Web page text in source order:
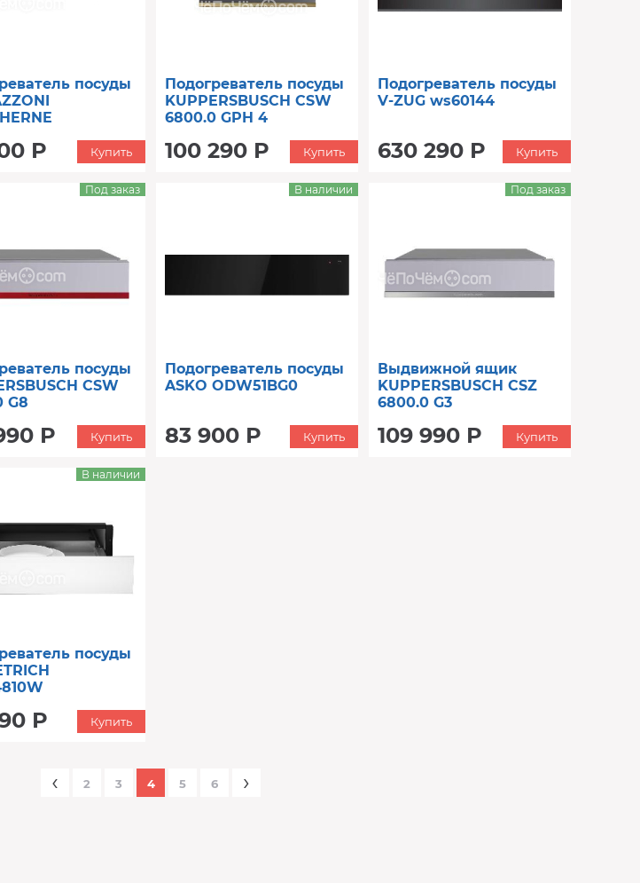
посуды
Р Купить
Подогреватель посуды
KUPPERSBUSCH CSW
6800.0 GPH 4
100 290 Р Купить
Подогреватель посуды
V-ZUG ws60144
630 290 Р Купить
посуды
CSW
G8
Р
Под заказ
Купить
Подогреватель посуды
ASKO ODW51BG0
83 900 Р
В наличии
Купить
Выдвижной ящик
KUPPERSBUSCH CSZ
6800.0 G3
109 990 Р
Под заказ
Купить
посуды
Р
В наличии
Купить
‹ 2 3 4 5 6 ›